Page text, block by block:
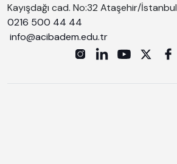
Kayışdağı cad. No:32 Ataşehir/İstanbul
0216 500 44 44
info@acibadem.edu.tr